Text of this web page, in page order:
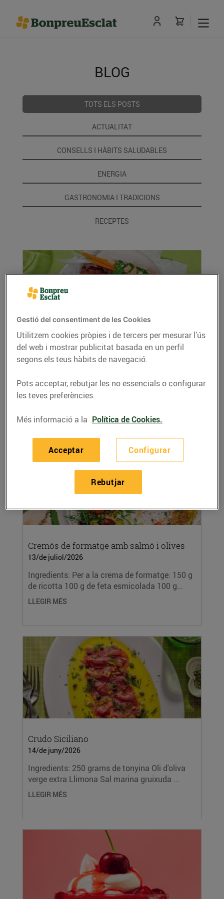
BLOG
TOTS ELS POSTS
ACTUALITAT
CONSELLS I HÀBITS SALUDABLES
ENERGIA
GASTRONOMIA I TRADICIONS
RECEPTES
Bao buns de cansalada
13/de juliol/2026
Ingredients: Baos congelats de Bon Preu
Cansalada de porc estofada: 450 g de
LLEGIR MÉS
Cremós de formatge amb salmó i olives
13/de juliol/2026
Ingredients: Per a la crema de formatge: 150 g
de ricotta 100 g de feta esmicolada 100 g...
LLEGIR MÉS
Crudo Siciliano
14/de juny/2026
Ingredients: 250 grams de tonyina Oli d'oliva
verge extra Llimona Sal marina gruixuda ...
LLEGIR MÉS
Gestió del consentiment de les Cookies
Utilitzem cookies pròpies i de tercers per mesurar l’ús
del web i mostrar publicitat basada en un perfil
segons els teus hàbits de navegació.
Pots acceptar, rebutjar les no essencials o configurar
les teves preferències.
Més informació a la Política de Cookies.
Configurar
Rebutjar
Acceptar